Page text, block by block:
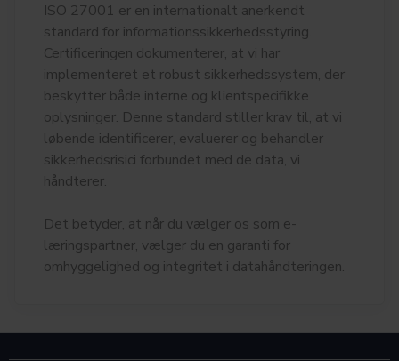
ISO 27001 er en internationalt anerkendt
standard for informationssikkerhedsstyring.
Certificeringen dokumenterer, at vi har
implementeret et robust sikkerhedssystem, der
beskytter både interne og klientspecifikke
oplysninger. Denne standard stiller krav til, at vi
løbende identificerer, evaluerer og behandler
sikkerhedsrisici forbundet med de data, vi
håndterer.
Det betyder, at når du vælger os som e-
læringspartner, vælger du en garanti for
omhyggelighed og integritet i datahåndteringen.